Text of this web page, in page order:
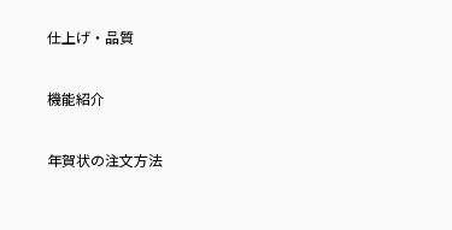
仕上げ・品質
機能紹介
年賀状の注文方法